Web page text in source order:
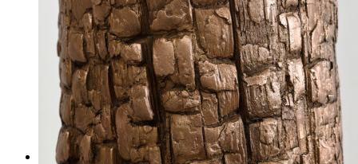
Exposiciones colectivas
Ferias de arte
Otros
Bibliografía